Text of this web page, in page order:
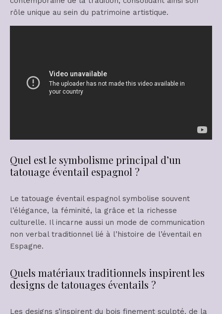
rôle unique au sein du patrimoine artistique.
Quel est le symbolisme principal d’un
tatouage éventail espagnol ?
Le tatouage éventail espagnol symbolise souvent
l’élégance, la féminité, la grâce et la richesse
culturelle. Il incarne aussi un mode de communication
non verbal traditionnel lié à l’histoire de l’éventail en
Espagne.
Quels matériaux traditionnels inspirent les
designs de tatouages éventails ?
Les designs s’inspirent du bois finement sculpté, de la